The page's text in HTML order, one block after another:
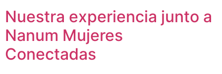
Nuestra experiencia junto a
Nanum Mujeres
Conectadas